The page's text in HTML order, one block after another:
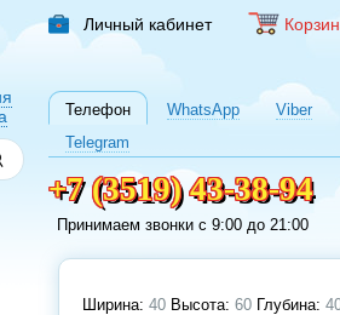
Личный кабинет
Телефон WhatsApp
Viber
Telegram
+7 (3519) 43-38-94
Принимаем звонки c 9:00 до 21:00
Ширина: 40Высота: 60Глубина: